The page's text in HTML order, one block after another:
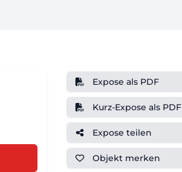
Expose als PDF
Kurz-Expose als PDF
Expose teilen
Objekt merken